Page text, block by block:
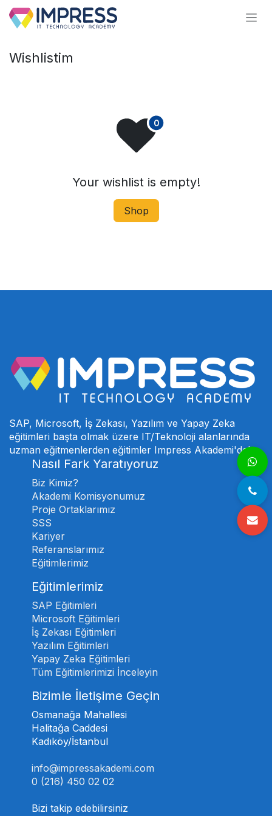
İçereği Atla
Wishlistim
Your wishlist is empty!
Shop
SAP, Microsoft, İş Zekası, Yazılım ve Yapay Zeka
eğitimleri başta olmak üzere IT/Teknoloji alanlarında
uzman eğitmenlerden eğitimler Impress Akademi'de!
Nasıl Fark Yaratıyoruz
Biz Kimiz?
Akademi Komisyonumuz
Proje Ortaklarımız
SSS
Kariyer
Referanslarımız
Eğitimlerimiz
Eğitimlerimiz
SAP Eğitimleri
Microsoft Eğitimleri
İş Zekası Eğitimleri
Yazılım Eğitimleri
Yapay Zeka Eğitimleri
Tüm Eğitimlerimizi İnceleyin
Bizimle İletişime Geçin
Osmanağa Mahallesi
Halitağa Caddesi
Kadıköy/İstanbul
info@impressakademi.com
0 (216) 450 02 02
Bizi takip edebilirsiniz